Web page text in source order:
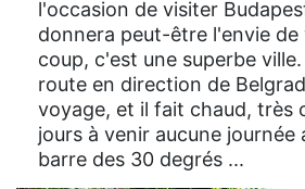
l'occasion de visiter
donnera peut-être l'envie de
coup, c'est une superbe
route en direction de
voyage, et il fait chaud, très
jours à venir aucune journée
barre des 30 degrés ...